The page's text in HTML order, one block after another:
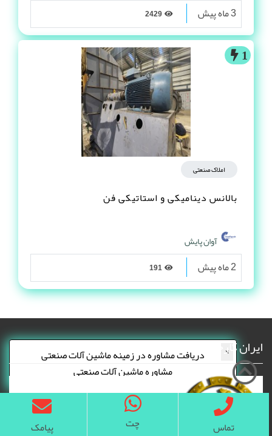
تماس چت پیامک
3 ماه پیش
1
املاک صنعتی
بالانس دینامیکی و استاتیکی فن
آوان پایش
2 ماه پیش
×
دریافت مشاوره در زمینه ماشین آلات صنعتی
مشاوره ماشین آلات صنعتی
ایران کارخانه